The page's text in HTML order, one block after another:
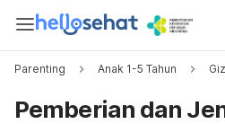
Parenting Anak 1-5 Tahun
Pemberian dan